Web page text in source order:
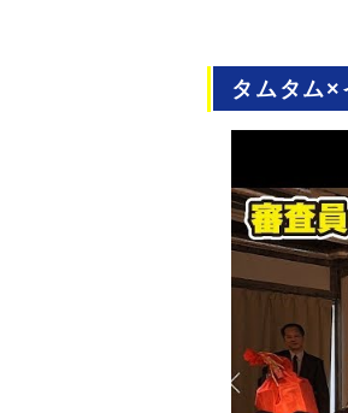
タムタム×